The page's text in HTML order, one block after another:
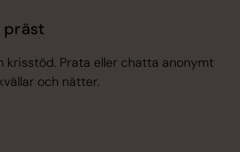
präst
krisstöd. Prata eller chatta anonymt
och nätter.